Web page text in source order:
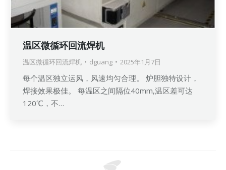
温区微循环回流焊机
温区微循环回流焊机 dguang 2025年1月7日
每个温区独立运风，风速均匀合理。 炉胆独特设计，
焊接效果极佳。 每温区之间隔位40mm,温区差可达
120℃，不…